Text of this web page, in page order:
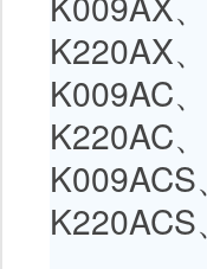
K220AX、
K009AC、
K220AC、
K009ACS、
K220ACS、